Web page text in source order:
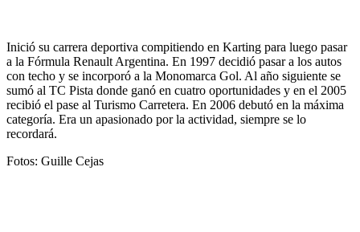
Inició su carrera deportiva compitiendo en Karting para luego pasar
a la Fórmula Renault Argentina. En 1997 decidió pasar a los autos
con techo y se incorporó a la Monomarca Gol. Al año siguiente se
sumó al TC Pista donde ganó en cuatro oportunidades y en el 2005
recibió el pase al Turismo Carretera. En 2006 debutó en la máxima
categoría. Era un apasionado por la actividad, siempre se lo
recordará.
Fotos: Guille Cejas